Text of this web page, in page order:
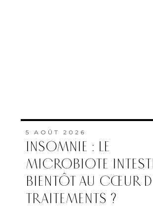
5 AOÛT 2026
INSOMNIE : LE
MICROBIOTE
BIENTÔT AU CŒUR
TRAITEMENTS ?